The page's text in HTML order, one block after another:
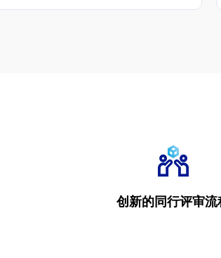
创新的同行评审流